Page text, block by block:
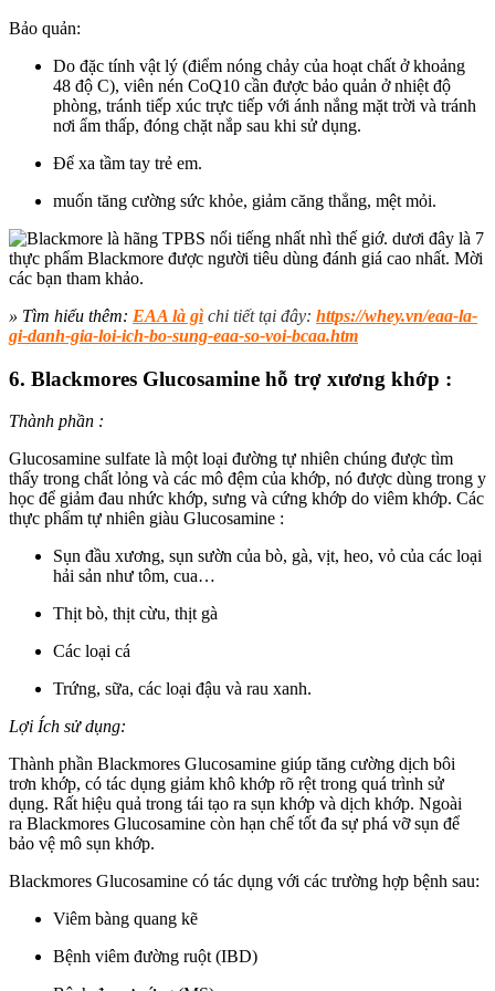
Bảo quản:
Do đặc tính vật lý (điểm nóng chảy của hoạt chất ở khoảng
48 độ C), viên nén CoQ10 cần được bảo quản ở nhiệt độ
phòng, tránh tiếp xúc trực tiếp với ánh nắng mặt trời và tránh
nơi ẩm thấp, đóng chặt nắp sau khi sử dụng.
Để xa tầm tay trẻ em.
muốn tăng cường sức khỏe, giảm căng thẳng, mệt mỏi.
» Tìm hiểu thêm: EAA là gì chi tiết tại đây: https://whey.vn/eaa-la-
gi-danh-gia-loi-ich-bo-sung-eaa-so-voi-bcaa.htm
6. Blackmores Glucosamine hỗ trợ xương khớp :
Thành phần :
Glucosamine sulfate là một loại đường tự nhiên chúng được tìm
thấy trong chất lỏng và các mô đệm của khớp, nó được dùng trong y
học để giảm đau nhức khớp, sưng và cứng khớp do viêm khớp. Các
thực phẩm tự nhiên giàu Glucosamine :
Sụn đầu xương, sụn sườn của bò, gà, vịt, heo, vỏ của các loại
hải sản như tôm, cua…
Thịt bò, thịt cừu, thịt gà
Các loại cá
Trứng, sữa, các loại đậu và rau xanh.
Lợi Ích sử dụng:
Thành phần Blackmores Glucosamine giúp tăng cường dịch bôi
trơn khớp, có tác dụng giảm khô khớp rõ rệttrong quá trình sử
dụng. Rất hiệu quả trong tái tạo ra sụn khớp và dịch khớp. Ngoài
ra Blackmores Glucosamine còn hạn chế tốt đa sự phá vỡ sụn để
bảo vệ mô sụn khớp.
Blackmores Glucosamine có tác dụng với các trường hợp bệnh sau:
Viêm bàng quang kẽ
Bệnh viêm đường ruột (IBD)